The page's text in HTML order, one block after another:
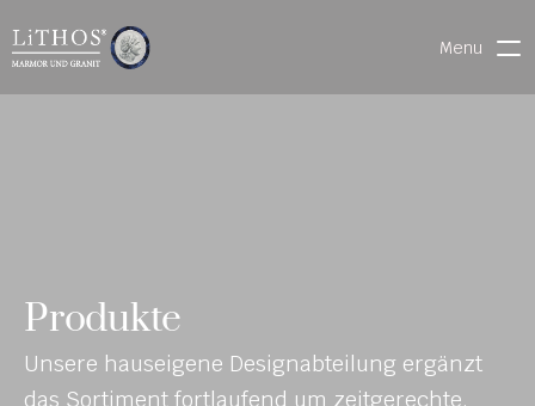
Menu
INE-
KAT
ALO
MATERIALIEN
STEINMETZFINDER
3D-KONFIGURATOR
Produkte
Unsere hauseigene Designabteilung ergänzt
das Sortiment fortlaufend um zeitgerechte,